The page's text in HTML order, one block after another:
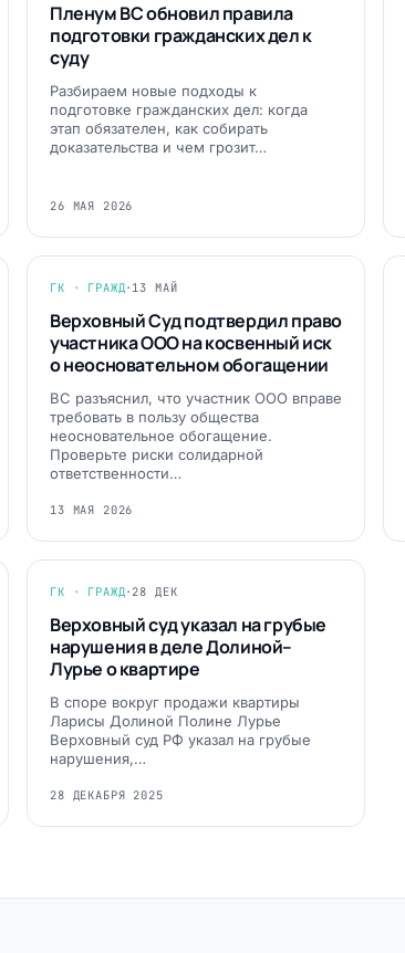
Пленум ВС обновил правила
подготовки гражданских дел к
суду
Разбираем новые подходы к
подготовке гражданских дел: когда
этап обязателен, как собирать
доказательства и чем грозит…
26 МАЯ 2026
ГК · ГРАЖД· 13 МАЙ
Верховный Суд подтвердил право
участника ООО на косвенный иск
о неосновательном обогащении
ВС разъяснил, что участник ООО вправе
требовать в пользу общества
неосновательное обогащение.
Проверьте риски солидарной
ответственности…
13 МАЯ 2026
ГК · ГРАЖД· 28 ДЕК
Верховный суд указал на грубые
нарушения в деле Долиной–
Лурье о квартире
В споре вокруг продажи квартиры
Ларисы Долиной Полине Лурье
Верховный суд РФ указал на грубые
нарушения,…
28 ДЕКАБРЯ 2025